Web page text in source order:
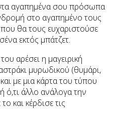
αγαπημένα σου πρόσωπα
στο αγαπημένο τους
που θα τους ευχαριστούσε
εκτός μπάτζετ.
αρέσει η μαγειρική
μυρωδικού (θυμάρι,
με μια κάρτα του τύπου
ό,τι άλλο ανάλογα την
και κέρδισε τις